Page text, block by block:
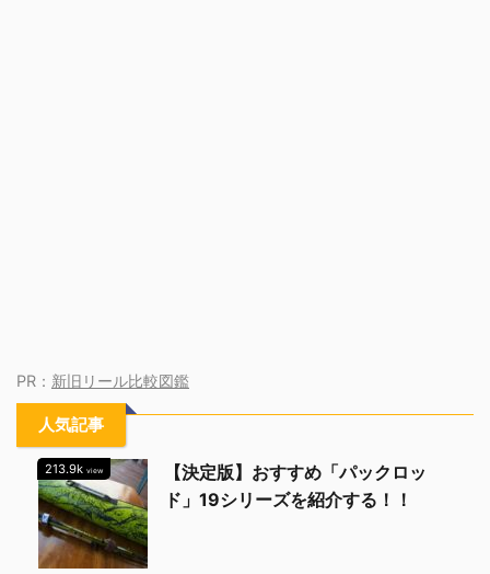
PR： 新旧リール比較図鑑
人気記事
213.9k view
【決定版】おすすめ「パックロッ
ド」19シリーズを紹介する！！